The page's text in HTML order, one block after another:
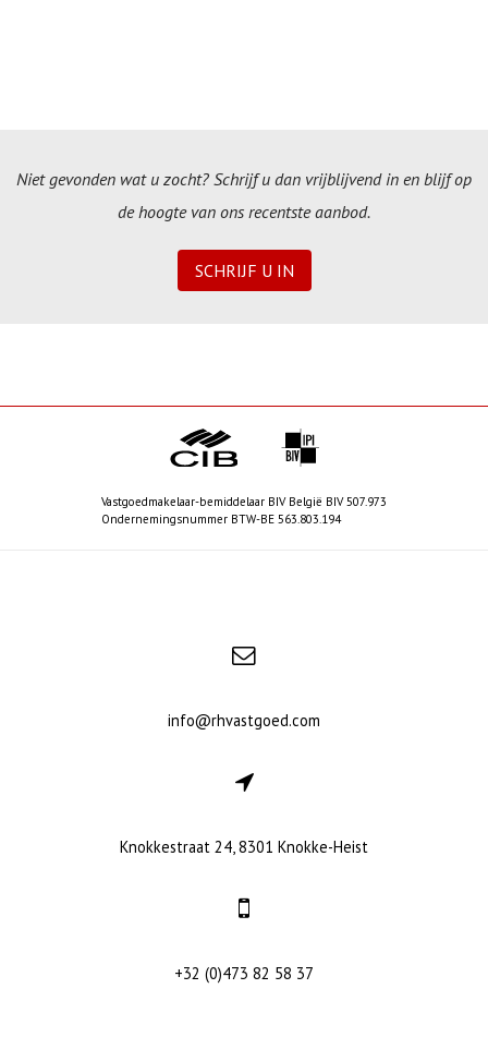
Niet gevonden wat u zocht? Schrijf u dan vrijblijvend in en blijf op
de hoogte van ons recentste aanbod.
SCHRIJF U IN
Vastgoedmakelaar-bemiddelaar BIV België BIV 507.973
Ondernemingsnummer BTW-BE 563.803.194
info@rhvastgoed.com
Knokkestraat 24, 8301 Knokke-Heist
+32 (0)473 82 58 37